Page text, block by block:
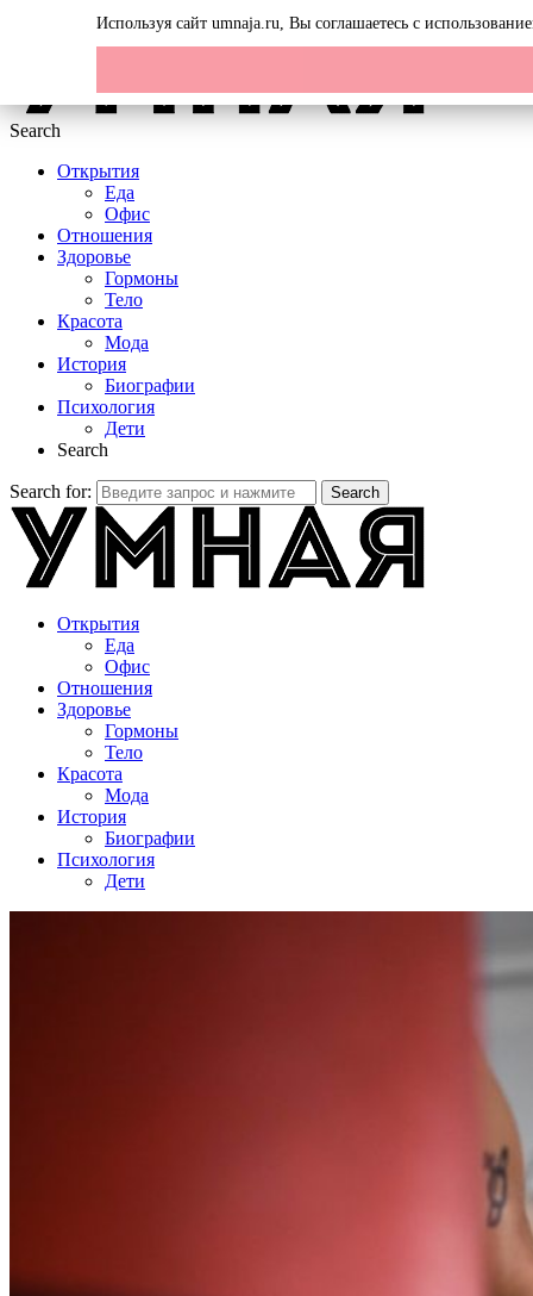
Search
Открытия
Еда
Офис
Отношения
Здоровье
Гормоны
Тело
Красота
Мода
История
Биографии
Психология
Дети
Search
Search for: Search
Открытия
Еда
Офис
Отношения
Здоровье
Гормоны
Тело
Красота
Мода
История
Биографии
Психология
Дети
Используя сайт umnaja.ru, Вы соглашаетесь с